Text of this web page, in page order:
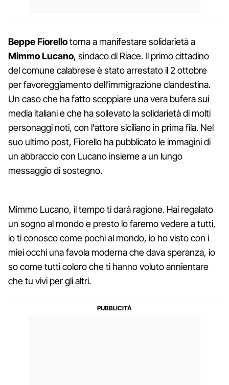
Beppe Fiorellotorna a manifestare solidarietà a
Mimmo Lucano, sindaco di Riace. Il primo cittadino
del comune calabrese è stato arrestato il 2 ottobre
per favoreggiamento dell'immigrazione clandestina.
Un caso che ha fatto scoppiare una vera bufera sui
media italiani e che ha sollevato la solidarietà di molti
personaggi noti, con l'attore siciliano in prima fila. Nel
suo ultimo post, Fiorello ha pubblicato le immagini di
un abbraccio con Lucano insieme a un lungo
messaggio di sostegno.
Mimmo Lucano, il tempo ti darà ragione. Hai regalato
un sogno al mondo e presto lo faremo vedere a tutti,
io ti conosco come pochi al mondo, io ho visto con i
miei occhi una favola moderna che dava speranza, io
so come tutti coloro che ti hanno voluto annientare
che tu vivi per gli altri.